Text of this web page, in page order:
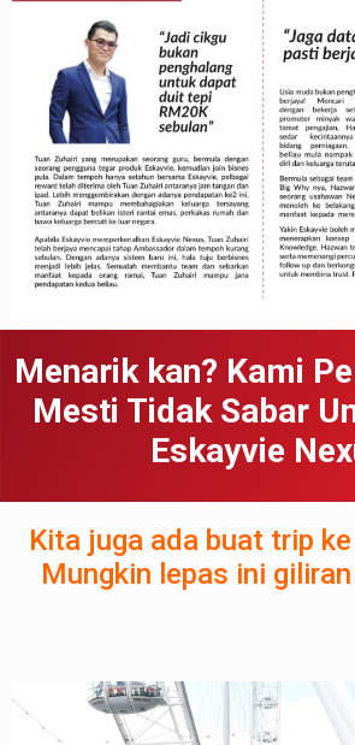
Menarik kan? Kami
Mesti Tidak Sabar
Eskayvie
Kita juga ada buat trip
Mungkin lepas ini